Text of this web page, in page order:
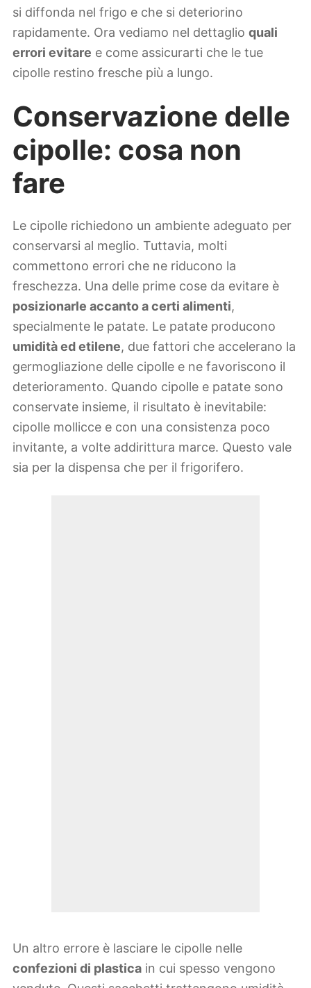
si diffonda nel frigo e che si deteriorino
rapidamente. Ora vediamo nel dettaglio quali
errori evitare e come assicurarti che le tue
cipolle restino fresche più a lungo.
Conservazione delle
cipolle: cosa non
fare
Le cipolle richiedono un ambiente adeguato per
conservarsi al meglio. Tuttavia, molti
commettono errori che ne riducono la
freschezza. Una delle prime cose da evitare è
posizionarle accanto a certi alimenti,
specialmente le patate. Le patate producono
umidità ed etilene, due fattori che accelerano la
germogliazione delle cipolle e ne favoriscono il
deterioramento. Quando cipolle e patate sono
conservate insieme, il risultato è inevitabile:
cipolle mollicce e con una consistenza poco
invitante, a volte addirittura marce. Questo vale
sia per la dispensa che per il frigorifero.
Un altro errore è lasciare le cipolle nelle
confezioni di plastica in cui spesso vengono